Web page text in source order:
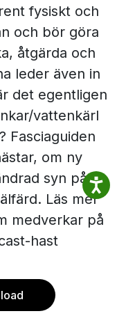
fysiskt och
och bör göra
åtgärda och
leder även in
det egentligen
vattenkärl
Fasciaguiden
om ny
syn på
Läs mer
medverkar på
hast